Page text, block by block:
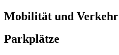
Mobilität und Verkehr
Parkplätze